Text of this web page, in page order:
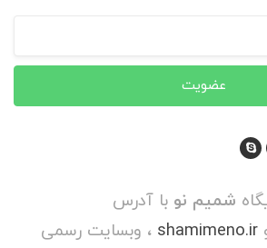
عضویت
شمیم نو با آدرس
shamimeno.ir ، وبسایت رسمی